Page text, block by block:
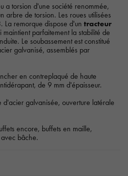
a torsion d'une société renommée,
arbre de torsion. Les roues utilisées
remorque dispose d'un tracteur
maintient parfaitement la stabilité de
Le soubassement est constitué
galvanisé, assemblés par
en contreplaqué de haute
de 9 mm d'épaisseur.
d'acier galvanisée, ouverture latérale
encore, buffets en maille,
bâche.